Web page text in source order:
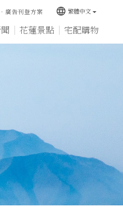
花蓮景點 宅配購物
廣告刊登方案 language 繁體中文